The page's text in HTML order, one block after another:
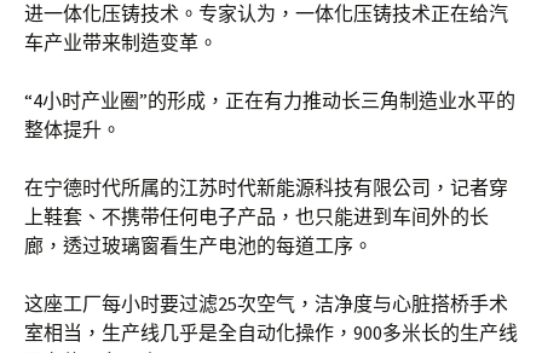
进一体化压铸技术。专家认为，一体化压铸技术正在给汽
车产业带来制造变革。
“4小时产业圈”的形成，正在有力推动长三角制造业水平的
整体提升。
在宁德时代所属的江苏时代新能源科技有限公司，记者穿
上鞋套、不携带任何电子产品，也只能进到车间外的长
廊，透过玻璃窗看生产电池的每道工序。
这座工厂每小时要过滤25次空气，洁净度与心脏搭桥手术
室相当，生产线几乎是全自动化操作，900多米长的生产线